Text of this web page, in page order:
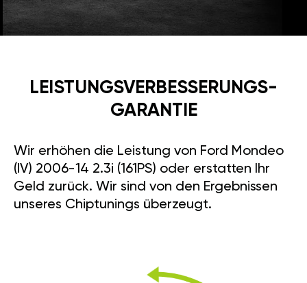
LEISTUNGSVERBESSE­RUNGS­
GARANTIE
Wir erhöhen die Leistung von Ford Mondeo
(IV) 2006-14 2.3i (161PS) oder erstatten Ihr
Geld zurück. Wir sind von den Ergebnissen
unseres Chiptunings überzeugt.